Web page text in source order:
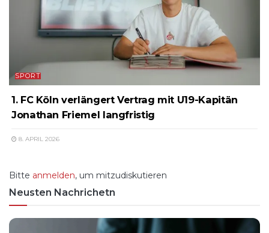
SPORT
1. FC Köln verlängert Vertrag mit U19-Kapitän
Jonathan Friemel langfristig
8. APRIL 2026
Bitte anmelden, um mitzudiskutieren
Neusten Nachrichetn